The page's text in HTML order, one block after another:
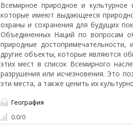
Всемирное природное и
которые имеют выдающееся
охраны и сохранения для будущих
Объединенных Наций по вопросам
природные достопримечательности,
другие объекты, которые являются
этих мест в список Всемирного
разрушения или исчезновения. Это
эти места, а также ценить их
География
0.0/0